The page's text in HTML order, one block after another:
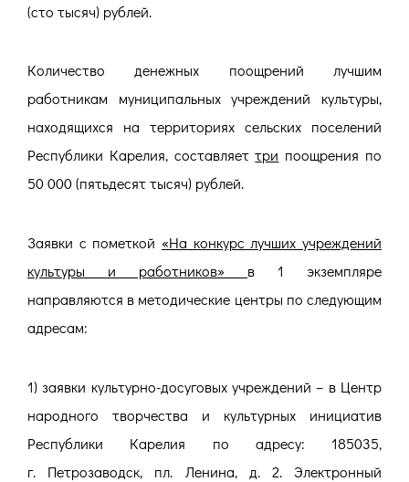
(сто тысяч) рублей.
Количество денежных поощрений лучшим
работникам муниципальных учреждений культуры,
находящихся на территориях сельских поселений
Республики Карелия, составляеттри поощрения по
50 000 (пятьдесят тысяч) рублей.
Заявки с пометкой «На конкурс лучших учреждений
культуры и работников» в 1 экземпляре
направляются в методические центры по следующим
адресам:
1) заявки культурно-досуговых учреждений – в Центр
народного творчества и культурных инициатив
Республики Карелия по адресу: 185035,
г. Петрозаводск, пл. Ленина, д. 2. Электронный